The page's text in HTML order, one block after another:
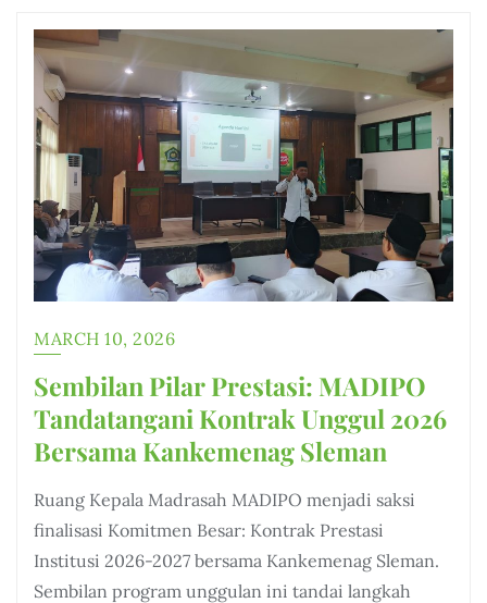
MARCH 10, 2026
Sembilan Pilar Prestasi: MADIPO
Tandatangani Kontrak Unggul 2026
Bersama Kankemenag Sleman
Ruang Kepala Madrasah MADIPO menjadi saksi
finalisasi Komitmen Besar: Kontrak Prestasi
Institusi 2026-2027 bersama Kankemenag Sleman.
Sembilan program unggulan ini tandai langkah